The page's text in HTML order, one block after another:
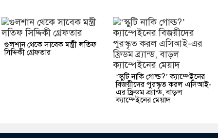
গুলশান থেকে সাবেক মন্ত্রী লতিফ
সিদ্দিকী গ্রেফতার
‘স্কুটি নাকি গোল্ড?’ ক্যাম্পেইনের
বিজয়ীদের পুরস্কৃত করল এসিআই-
এর ফ্রিডম ব্র্যান্ড, বাড়ল
ক্যাম্পেইনের মেয়াদ